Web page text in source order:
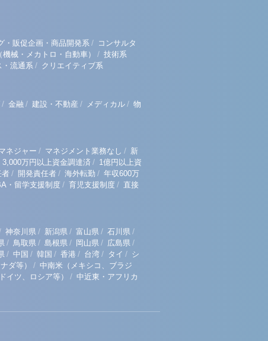
・販促企画・商品開発系 / コンサルタ
械・メカトロ・自動車） / 技術系
・流通系 / クリエイティブ系
/ 金融 / 建設・不動産 / メディカル / 物
ネジャー / マネジメント業務なし / 新
3,000万円以上資金調達済 / 1億円以上資
者 / 開発責任者 / 海外転勤 / 年収600万
・留学支援制度 / 育児支援制度 / 直接
神奈川県 / 新潟県 / 富山県 / 石川県 /
/ 鳥取県 / 島根県 / 岡山県 / 広島県 /
/ 中国 / 韓国 / 香港 / 台湾 / タイ / シ
ダ等） / 中南米（メキシコ、ブラジ
イツ、ロシア等） / 中近東・アフリカ